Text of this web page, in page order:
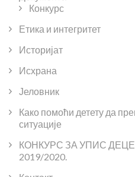
Конкурс
Етика и интегритет
Историјат
Исхрана
Јеловник
Како помоћи детету да
ситуације
КОНКУРС ЗА УПИС ДЕЦЕ
2019/2020.